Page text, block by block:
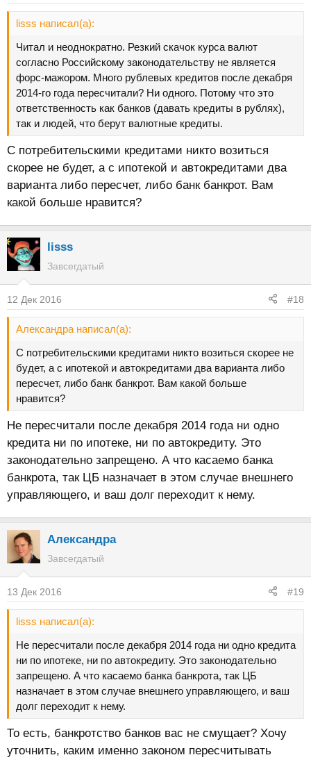
lisss написал(а):
Читал и неоднократно. Резкий скачок курса валют
согласно Российскому законодательству не является
форс-мажором. Много рублевых кредитов после декабря
2014-го года пересчитали? Ни одного. Потому что это
ответственность как банков (давать кредиты в рублях),
так и людей, что берут валютные кредиты.
С потребительскими кредитами никто возиться
скорее не будет, а с ипотекой и автокредитами два
варианта либо пересчет, либо банк банкрот. Вам
какой больше нравится?
lisss
Завсегдатый
12 Дек 2016 #18
Александра написал(а):
С потребительскими кредитами никто возиться скорее не
будет, а с ипотекой и автокредитами два варианта либо
пересчет, либо банк банкрот. Вам какой больше
нравится?
Не пересчитали после декабря 2014 года ни одно
кредита ни по ипотеке, ни по автокредиту. Это
законодательно запрещено. А что касаемо банка
банкрота, так ЦБ назначает в этом случае внешнего
управляющего, и ваш долг переходит к нему.
Александра
Завсегдатый
13 Дек 2016 #19
lisss написал(а):
Не пересчитали после декабря 2014 года ни одно кредита
ни по ипотеке, ни по автокредиту. Это законодательно
запрещено. А что касаемо банка банкрота, так ЦБ
назначает в этом случае внешнего управляющего, и ваш
долг переходит к нему.
То есть, банкротство банков вас не смущает? Хочу
уточнить, каким именно законом пересчитывать